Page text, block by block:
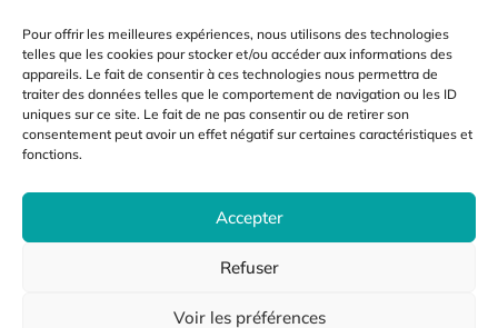
Pour offrir les meilleures expériences, nous utilisons des technologies
telles que les cookies pour stocker et/ou accéder aux informations des
appareils. Le fait de consentir à ces technologies nous permettra de
traiter des données telles que le comportement de navigation ou les ID
uniques sur ce site. Le fait de ne pas consentir ou de retirer son
consentement peut avoir un effet négatif sur certaines caractéristiques et
fonctions.
Accepter
Refuser
Voir les préférences
Référencement naturel
Netliniking
contact@radiusdesign.fr
12 l’Augizière 85150 Le Girouard